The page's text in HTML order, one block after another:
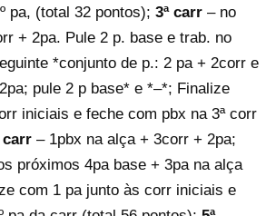
pa, (total 32 pontos); 3ª carr – no
+ 2pa. Pule 2 p. base e trab. no
*conjunto de p.: 2 pa + 2corr e
pule 2 p base* e *–*; Finalize
iniciais e feche com pbx na 3ª corr
carr – 1pbx na alça + 3corr + 2pa;
próximos 4pa base + 3pa na alça
com 1 pa junto às corr iniciais e